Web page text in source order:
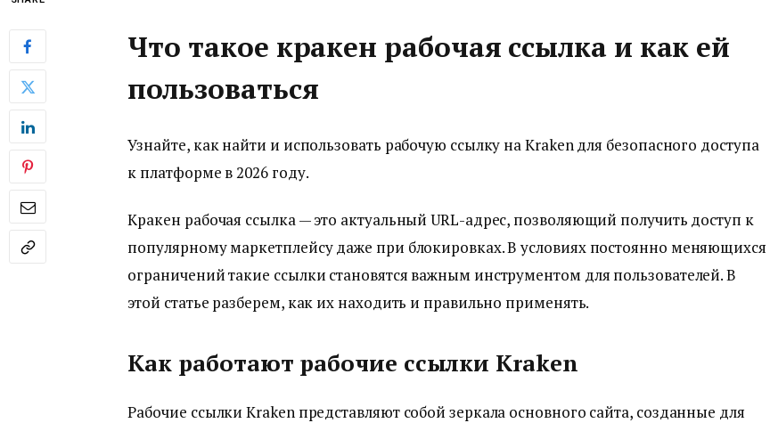
Что такое кракен рабочая ссылка и как ей
пользоваться
Узнайте, как найти и использовать рабочую ссылку на Kraken для безопасного доступа
к платформе в 2026 году.
Кракен рабочая ссылка — это актуальный URL-адрес, позволяющий получить доступ к
популярному маркетплейсу даже при блокировках. В условиях постоянно меняющихся
ограничений такие ссылки становятся важным инструментом для пользователей. В
этой статье разберем, как их находить и правильно применять.
Как работают рабочие ссылки Kraken
Рабочие ссылки Kraken представляют собой зеркала основного сайта, созданные для